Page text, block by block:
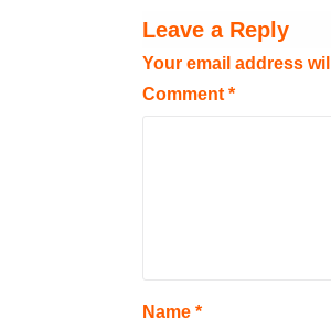
Leave a Reply
Your email address
Comment*
Name *